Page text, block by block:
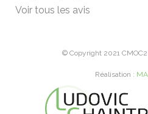
Voir tous les avis
© Copyright 2021
Réalisation :